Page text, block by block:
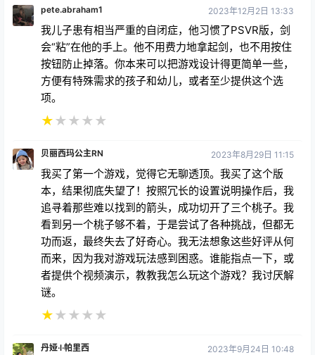
pete.abraham1 2023年12月2日 13:33
我儿子患有相当严重的自闭症，他习惯了PSVR版，剑
会“粘”在他的手上。他不用费力地拿起剑，也不用按住
按钮防止掉落。你本来可以把游戏设计得更简单一些，
方便有特殊需求的孩子和幼儿，或者至少提供这个选
项。
★★ ★ ★ ★
贝丽西玛公主RN 2023年8月29日 11:15
我买了第一个游戏，觉得它无聊透顶。我买了这个版
本，结果彻底失望了！按照冗长的设置说明操作后，我
追寻着那些难以找到的箭头，成功切开了三个桃子。我
看到另一个桃子够不着，于是尝试了各种挑战，但都无
功而返，最终失去了好奇心。我无法想象这些好评从何
而来，因为我对游戏玩法感到困惑。谁能指点一下，或
者提供个视频演示，教教我怎么玩这个游戏？我讨厌解
谜。
★★ ★ ★ ★
丹娅·l·帕里西 2023年9月24日 10:48